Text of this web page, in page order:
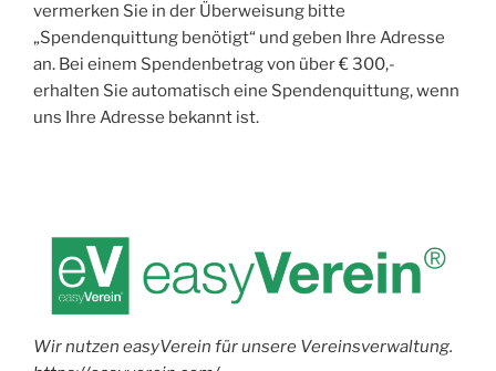
vermerken Sie in der Überweisung bitte
„Spendenquittung benötigt“ und geben Ihre Adresse
an. Bei einem Spendenbetrag von über € 300,-
erhalten Sie automatisch eine Spendenquittung, wenn
uns Ihre Adresse bekannt ist.
Wir nutzen easyVerein für unsere Vereinsverwaltung.